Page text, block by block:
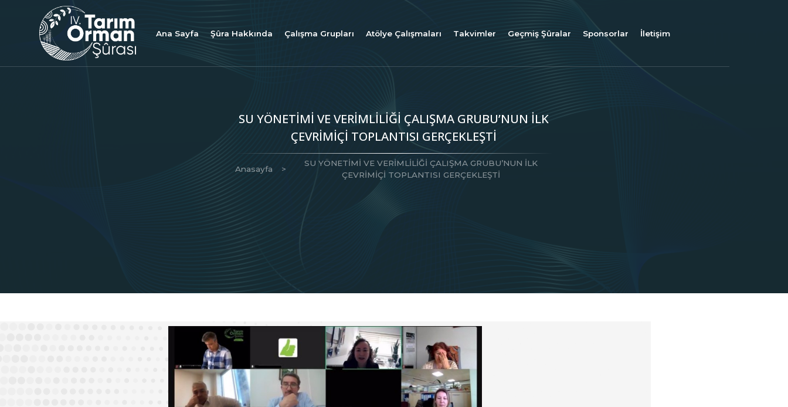
Ana Sayfa Şûra Hakkında Çalışma Grupları Atölye Çalışmaları Takvimler Geçmiş Şûralar Sponsorlar İletişim
SU YÖNETİMİ VE VERİMLİLİĞİ ÇALIŞMA GRUBU’NUN İLK
ÇEVRİMİÇİ TOPLANTISI GERÇEKLEŞTİ
Anasayfa
SU YÖNETİMİ VE VERİMLİLİĞİ ÇALIŞMA GRUBU’NUN İLK
ÇEVRİMİÇİ TOPLANTISI GERÇEKLEŞTİ